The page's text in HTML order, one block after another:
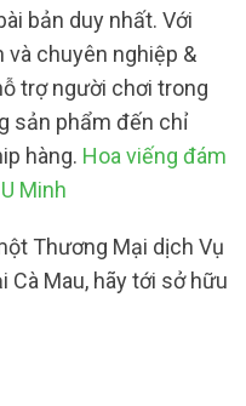
bản duy nhất. Với
và chuyên nghiệp &
trợ người chơi trong
sản phẩm đến chỉ
hàng. Hoa viếng đám
Minh
Thương Mại dịch Vụ
Cà Mau, hãy tới sở hữu